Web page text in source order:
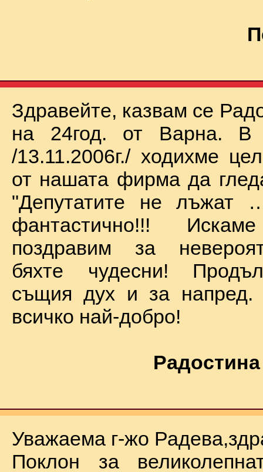
Здравейте, казвам се
на 24год. от Варна. В
/13.11.2006г./ ходихме
от нашата фирма да
"Депутатите не
фантастично!!!
поздравим за
бяхте чудесни!
същия дух и за
всичко най-добро!
Уважаема г-жо
Поклон за